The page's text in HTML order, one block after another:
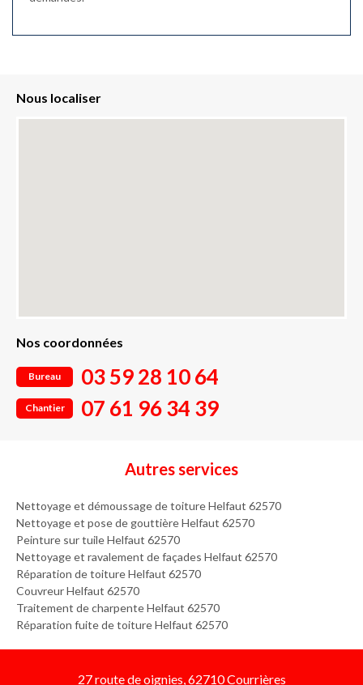
Nous localiser
Nos coordonnées
Bureau 03 59 28 10 64
Chantier 07 61 96 34 39
Autres services
Nettoyage et démoussage de toiture Helfaut 62570
Nettoyage et pose de gouttière Helfaut 62570
Peinture sur tuile Helfaut 62570
Nettoyage et ravalement de façades Helfaut 62570
Réparation de toiture Helfaut 62570
Couvreur Helfaut 62570
Traitement de charpente Helfaut 62570
Réparation fuite de toiture Helfaut 62570
27 route de oignies, 62710 Courrières